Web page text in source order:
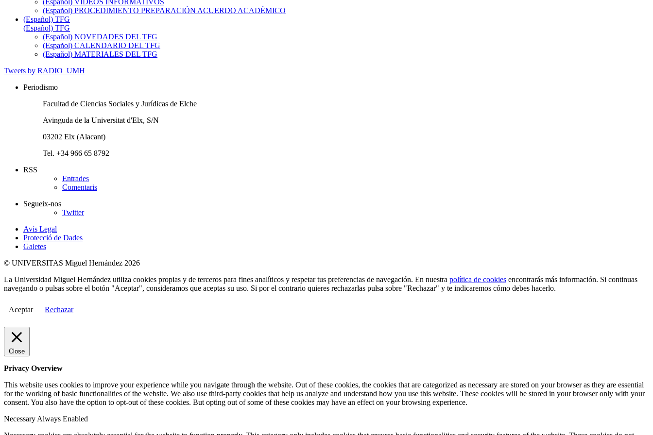
(Español) PROCEDIMIENTO PREPARACIÓN ACUERDO ACADÉMICO
(Español) TFG
(Español) TFG
(Español) NOVEDADES DEL TFG
(Español) CALENDARIO DEL TFG
(Español) MATERIALES DEL TFG
Tweets by RADIO_UMH
Periodismo
Facultad de Ciencias Sociales y Jurídicas de Elche
Avinguda de la Universitat d'Elx, S/N
03202 Elx (Alacant)
Tel. +34 966 65 8792
RSS
Entrades
Comentaris
Segueix-nos
Twitter
Avís Legal
Protecció de Dades
Galetes
© UNIVERSITAS Miguel Hernández 2026
La Universidad Miguel Hernández utiliza cookies propias y de terceros para fines analíticos y respetar tus preferencias de navegación. En nuestra política de cookies encontrarás más información. Si continuas
navegando o pulsas sobre el botón "Aceptar", consideramos que aceptas su uso. Si por el contrario quieres rechazarlas pulsa sobre "Rechazar" y te indicaremos cómo debes hacerlo.
Aceptar Rechazar
Close
Privacy Overview
This website uses cookies to improve your experience while you navigate through the website. Out of these cookies, the cookies that are categorized as necessary are stored on your browser as they are essential
for the working of basic functionalities of the website. We also use third-party cookies that help us analyze and understand how you use this website. These cookies will be stored in your browser only with your
consent. You also have the option to opt-out of these cookies. But opting out of some of these cookies may have an effect on your browsing experience.
Necessary Always Enabled